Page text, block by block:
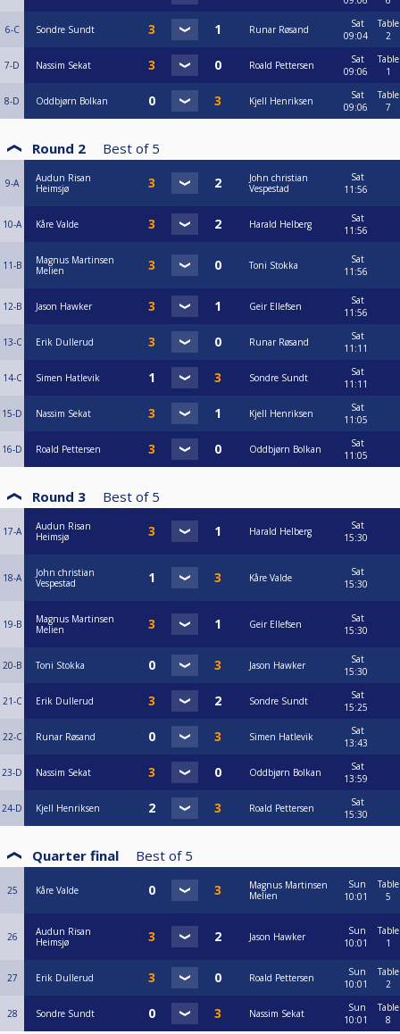
6-C Sondre Sundt Runar Røsand
Sat
09:04
Table
2
7-D Nassim Sekat Roald Pettersen
Sat
09:06
Table
1
8-D Oddbjørn Bolkan Kjell Henriksen
Sat
09:06
Table
7
Round 2 Best of 5
9-A
Audun Risan
Heimsjø
John christian
Vespestad
Sat
11:56
10-A Kåre Valde Harald Helberg
Sat
11:56
11-B
Magnus Martinsen
Melien
Toni Stokka
Sat
11:56
12-B Jason Hawker Geir Ellefsen
Sat
11:56
13-C Erik Dullerud Runar Røsand
Sat
11:11
14-C Simen Hatlevik Sondre Sundt
Sat
11:11
15-D Nassim Sekat Kjell Henriksen
Sat
11:05
16-D Roald Pettersen Oddbjørn Bolkan
Sat
11:05
Round 3 Best of 5
17-A
Audun Risan
Heimsjø
Harald Helberg
Sat
15:30
18-A
John christian
Vespestad
Kåre Valde
Sat
15:30
19-B
Magnus Martinsen
Melien
Geir Ellefsen
Sat
15:30
20-B Toni Stokka Jason Hawker
Sat
15:30
21-C Erik Dullerud Sondre Sundt
Sat
15:25
22-C Runar Røsand Simen Hatlevik
Sat
13:43
23-D Nassim Sekat Oddbjørn Bolkan
Sat
13:59
24-D Kjell Henriksen Roald Pettersen
Sat
15:30
Quarter final Best of 5
25 Kåre Valde
Magnus Martinsen
Melien
Sun
10:01
Table
5
26
Audun Risan
Heimsjø
Jason Hawker
Sun
10:01
Table
1
27 Erik Dullerud Roald Pettersen
Sun
10:01
Table
2
28 Sondre Sundt Nassim Sekat
Sun
10:01
Table
8